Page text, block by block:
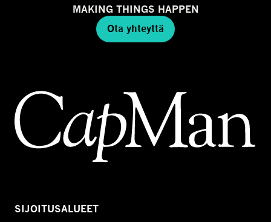
MAKING THINGS HAPPEN
Ota yhteyttä
SIJOITUSALUEET